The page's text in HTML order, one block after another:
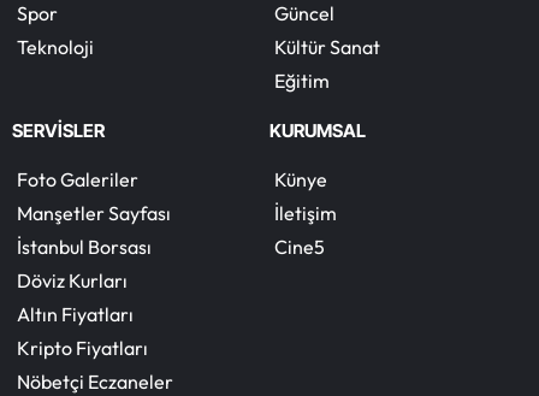
Spor
Teknoloji
Güncel
Kültür Sanat
Eğitim
SERVİSLER
Foto Galeriler
Manşetler Sayfası
İstanbul Borsası
Döviz Kurları
Altın Fiyatları
Kripto Fiyatları
Nöbetçi Eczaneler
KURUMSAL
Künye
İletişim
Cine5